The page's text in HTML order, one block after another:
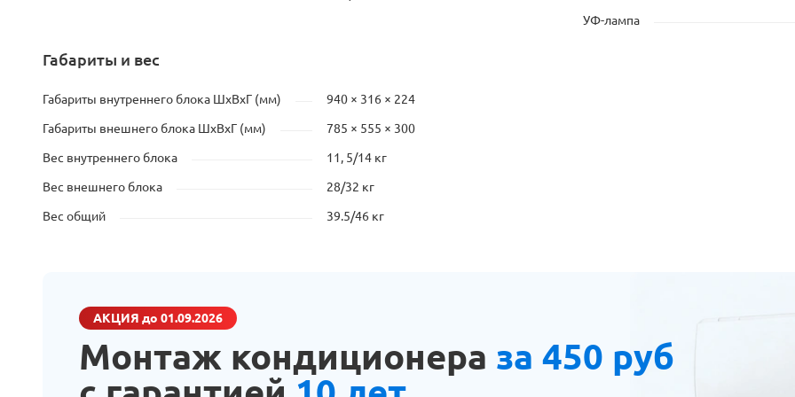
Габариты и вес
Габариты внутреннего блока ШхВхГ (мм) 940 × 316 × 224
Габариты внешнего блока ШхВхГ (мм) 785 × 555 × 300
Вес внутреннего блока 11, 5/14 кг
Вес внешнего блока 28/32 кг
Вес общий 39.5/46 кг
УФ-лампа
АКЦИЯ до 01.09.2026
Монтаж кондиционера за 450 руб